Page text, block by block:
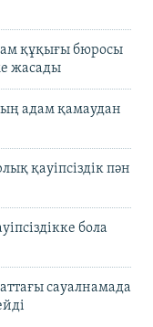
құқығы бюросы
жасады
адам қамаудан
қауіпсіздік пән
бола
сауалнамада